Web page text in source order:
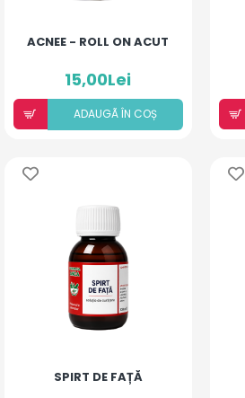
ACNEE - ROLL ON ACUT
15,00Lei
ADAUGÃ ÎN COȘ
SPIRT DE FAȚĂ